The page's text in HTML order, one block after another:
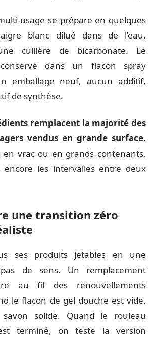
usage se prépare en quelques
blanc dilué dans de l’eau,
cuillère de bicarbonate. Le
dans un flacon spray
emballage neuf, aucun additif,
de synthèse.
remplacent la majorité des
vendus en grande surface.
vrac ou en grands contenants,
encore les intervalles entre deux
une transition zéro
ses produits jetables en une
de sens. Un remplacement
au fil des renouvellements
le flacon de gel douche est vide,
solide. Quand le rouleau
est terminé, on teste la version